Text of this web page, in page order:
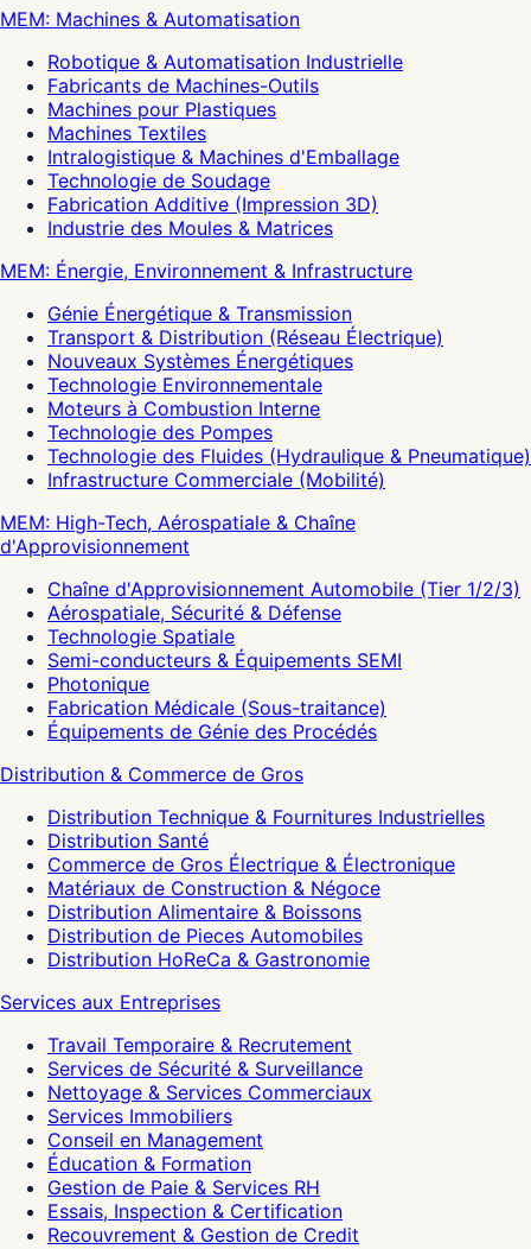
MEM: Machines & Automatisation
Robotique & Automatisation Industrielle
Fabricants de Machines-Outils
Machines pour Plastiques
Machines Textiles
Intralogistique & Machines d'Emballage
Technologie de Soudage
Fabrication Additive (Impression 3D)
Industrie des Moules & Matrices
MEM: Énergie, Environnement & Infrastructure
Génie Énergétique & Transmission
Transport & Distribution (Réseau Électrique)
Nouveaux Systèmes Énergétiques
Technologie Environnementale
Moteurs à Combustion Interne
Technologie des Pompes
Technologie des Fluides (Hydraulique & Pneumatique)
Infrastructure Commerciale (Mobilité)
MEM: High-Tech, Aérospatiale & Chaîne
d'Approvisionnement
Chaîne d'Approvisionnement Automobile (Tier 1/2/3)
Aérospatiale, Sécurité & Défense
Technologie Spatiale
Semi-conducteurs & Équipements SEMI
Photonique
Fabrication Médicale (Sous-traitance)
Équipements de Génie des Procédés
Distribution & Commerce de Gros
Distribution Technique & Fournitures Industrielles
Distribution Santé
Commerce de Gros Électrique & Électronique
Matériaux de Construction & Négoce
Distribution Alimentaire & Boissons
Distribution de Pieces Automobiles
Distribution HoReCa & Gastronomie
Services aux Entreprises
Travail Temporaire & Recrutement
Services de Sécurité & Surveillance
Nettoyage & Services Commerciaux
Services Immobiliers
Conseil en Management
Éducation & Formation
Gestion de Paie & Services RH
Essais, Inspection & Certification
Recouvrement & Gestion de Credit